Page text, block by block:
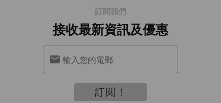
訂閱我們
接收最新資訊及優惠
輸入您的電郵
訂閱！